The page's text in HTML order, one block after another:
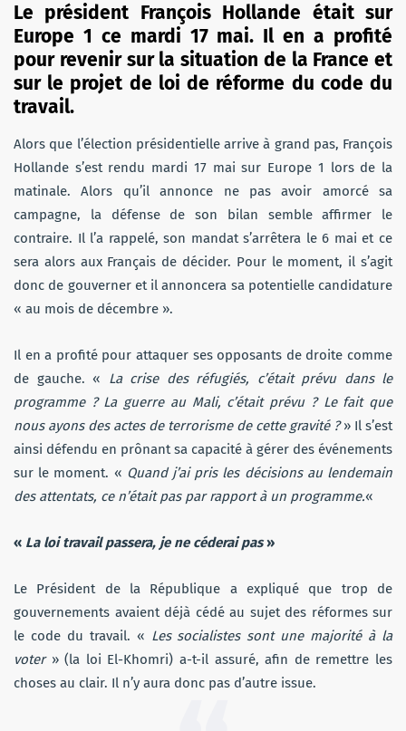
Le président François Hollande était sur
Europe 1 ce mardi 17 mai. Il en a profité
pour revenir sur la situation de la France et
sur le projet de loi de réforme du code du
travail.
Alors que l’élection présidentielle arrive à grand pas, François
Hollande s’est rendu mardi 17 mai sur Europe 1 lors de la
matinale. Alors qu’il annonce ne pas avoir amorcé sa
campagne, la défense de son bilan semble affirmer le
contraire. Il l’a rappelé, son mandat s’arrêtera le 6 mai et ce
sera alors aux Français de décider. Pour le moment, il s’agit
donc de gouverner et il annoncera sa potentielle candidature
« au mois de décembre ».
Il en a profité pour attaquer ses opposants de droite comme
de gauche. « La crise des réfugiés, c’était prévu dans le
programme ? La guerre au Mali, c’était prévu ? Le fait que
nous ayons des actes de terrorisme de cette gravité ?» Il s’est
ainsi défendu en prônant sa capacité à gérer des événements
sur le moment. « Quand j’ai pris les décisions au lendemain
des attentats, ce n’était pas par rapport à un programme.«
« La loi travail passera, je ne céderai pas»
Le Président de la République a expliqué que trop de
gouvernements avaient déjà cédé au sujet des réformes sur
le code du travail. « Les socialistes sont une majorité à la
voter» (la loi El-Khomri) a-t-il assuré, afin de remettre les
choses au clair. Il n’y aura donc pas d’autre issue.